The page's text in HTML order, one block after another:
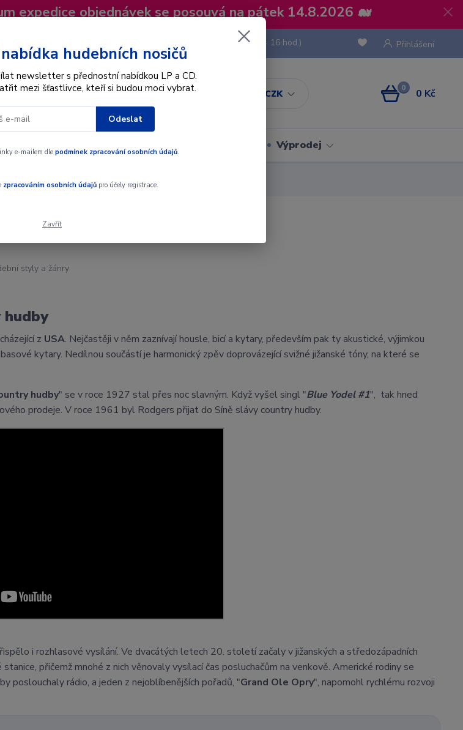
expedice objednávek se posouvá na pátek 14.8.2026 🐋
CZK
Přihlášení
Hledat
(Po-Pá, 8 - 16 hod.)
0 0 Kč
Dárkové poukazy Výprodej
styly a žánry
styl
z USA. Nejčastěji v něm zaznívají housle, bicí a kytary, především pak ty akustické, výjimkou
kytary. Nedílnou součástí je harmonický zpěv doprovázející svižné jižanské tóny, na které se
hudby" se v roce 1927 stal přes noc slavným. Když vyšel singl "Blue Yodel #1", tak hned
prodeje. V roce 1961 byl Rodgers přijat do Síně slávy country hudby.
i rozhlasové vysílání. Ve dvacátých letech 20. století začaly v jižanských a středozápadních
přičemž mnohé z nich věnovaly vysílací čas posluchačům na venkově. Americké rodiny se
poslouchaly rádio, a jeden z nejoblíbenějších pořadů, "Grand Ole Opry", napomohl rychlému rozvoji
hudebních nosičů
newsletter s přednostní nabídkou LP a CD.
mezi šťastlivce, kteří si budou moci vybrat.
Odeslat
e-mailem dlepodmínek zpracování osobních údajů.
zpracováním osobních údajůpro účely registrace.
Zavřít